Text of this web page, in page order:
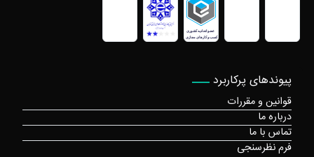
پیوندهای پرکاربرد
قوانین و مقررات
درباره ما
تماس با ما
فرم نظرسنجی